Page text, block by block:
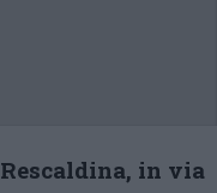
Rescaldina, in via